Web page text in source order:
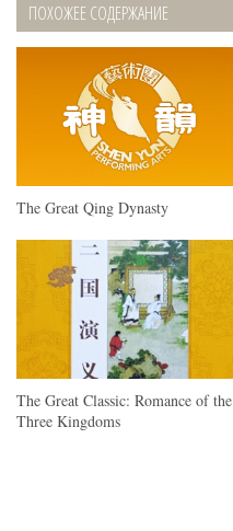
ПОХОЖЕЕ СОДЕРЖАНИЕ
The Great Qing Dynasty
The Great Classic: Romance of the
Three Kingdoms